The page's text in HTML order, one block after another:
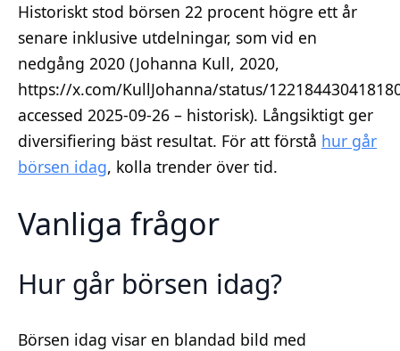
Historiskt stod börsen 22 procent högre ett år
senare inklusive utdelningar, som vid en
nedgång 2020 (Johanna Kull, 2020,
https://x.com/KullJohanna/status/
accessed 2025-09-26 – historisk). Långsiktigt ger
diversifiering bäst resultat. För att förstå hur går
börsen idag, kolla trender över tid.
Vanliga frågor
Hur går börsen idag?
Börsen idag visar en blandad bild med